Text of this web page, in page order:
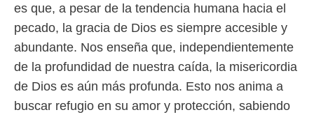
es que, a pesar de la tendencia humana hacia el
pecado, la gracia de Dios es siempre accesible y
abundante. Nos enseña que, independientemente
de la profundidad de nuestra caída, la misericordia
de Dios es aún más profunda. Esto nos anima a
buscar refugio en su amor y protección, sabiendo